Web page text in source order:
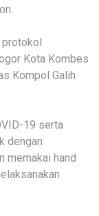
protokol
Kota Kombes
Kompol Galih
19 serta
dengan
memakai hand